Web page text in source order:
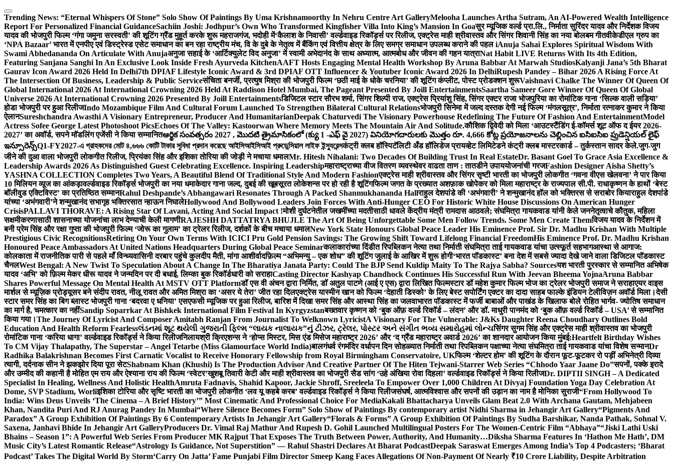
Skip
to
content
Trending News: “Eternal Whispers Of Stone” Solo Show Of Paintings By Uma Krishnamoorthy In Nehru Centre Art GalleryMelooha Launches Artha Sutram, An AI-Powered Wealth Intelligence
Report For Personalized Financial GuidanceSachiin Joshi: Jodhpur’s Own Who Transformed Kingfisher Villa Into King’s Mansion In Goaसुर म्यूजिक वर्ल्ड प्रा.लि., निर्माता सुरिंदर यादव और निर्देशक विजय
यादव की भोजपुरी फिल्म ‘गंगा जमुना सरस्वती’ की शूटिंग ग्रैंड मुहूर्त करके शुरू महराजगंज, भदोही में‘कैलाश के निवासी’ वर्ल्डवाइड रिकॉर्ड्स पर रिलीज, एक्ट्रेस माही श्रीवास्तव और सिंगर शिवानी सिंह का नया बोलबम गीतवीकेडीएल ग्रुप का
‘NPA Bazaar’ भारत में एनपीए एवं डिस्ट्रेस्ड एसेट समाधान का बन रहा राष्ट्रीय मंच, वि के दुबे के नेतृत्व में बैंकिंग एवं वित्तीय क्षेत्र के लिए समग्र समाधान उपलब्ध कराने की पहल iAnuja Sahai Explores Spiritual Wisdom With
Swami Abhedananda On Articulate With Anujaअनुजा सहाई के ‘आर्टिक्युलेट विद अनुजा’ में स्वामी अभेदानंद के साथ अध्यात्म, आत्मबोध और जीवन की गहन यात्राNat Habit LIVE Returns With Its 4th Edition,
Featuring Sanjana Sanghi In An Exclusive Look Inside Fresh Ayurveda KitchenAAFT Hosts Engaging Mental Health Workshop By Aruna Babbar At Marwah StudiosKalyanji Jana’s 5th Bharat
Gaurav Icon Award 2026 Held In Delhi7th DPIAF Lifestyle Iconic Award & 3rd DPIAF OTT Influencer & Youtuber Iconic Award 2026 In DelhiRupesh Pandey – Bihar 2026 A Rising Force At
The Intersection Of Business, Leadership & Public Serviceसंचिता बनर्जी, प्रत्युष मिश्रा की भोजपुरी फिल्म ‘छठी माई के धोके चरनिया’ की शूटिंग कंप्लीट, पोस्ट प्रोडक्शन शुरूVaishnavi Chalke The Winner Of Queen Of
Global International 2026 At International Crowning 2026 Held At Raddison Hotel Mumbai, The Pageant Presented By Joill EntertainmentsSaartha Sameer Gore Winner Of Queen Of Global
Universe 2026 At International Crowning 2026 Presented By Joill Entertainmentsडिजिटल स्टार सौरभ शर्मा, सिंगर शिल्पी राज, एक्ट्रेस प्रियांशु सिंह, सिंगर एक्टर राजा भोजपुरिया का रोमांटिक गाना ‘सिल्क वाली सड़िया’
होडा भोजपुरी पर हुआ रिलीजIndo Mozambique Film And Cultural Forum Launched To Strengthen Bilateral Cultural Relationsभोजपुरी सिनेमा में जल्द दस्तक देगी नई फिल्म ‘मंगलसूत्र’, निर्माता रत्नाकर कुमार ने किया
ऐलानSureshchandra Awasthi A Visionary Entrepreneur, Producer And HumanitarianDeepak Chaturvedi The Visionary Powerhouse Redefining The Future Of Fashion And EntertainmentModel
Actress Sofee George Latest Photoshoot PicsEchoes Of The Valley: Kastoorwan Where Memory Meets The Mountain Air And Solitude.कौशिक द्विवेदी को मिला ‘आउटस्टैंडिंग ई-कॉमर्स शूट ऑफ द ईयर 2026-
2027’ का अवॉर्ड, सपने मॉडलिंग एजेंसी ने किया सम्मानितఆర్థిక సంవత్సరం 2027 , మొదటి త్రైమాసికంలో (క్యు 1 -ఎఫ్ వై 2027) వినియోగదారులకు మొత్తం రూ. 4,666 కోట్ల ప్రయోజనాలను చెల్లించిన ఐసిఐసిఐ ప్రుడెన్షియల్ లైఫ్
ఇన్సూరెన్స్Q1-FY2027-এ গ্রাহকদের মোট ৪,৬৬৬ কোটি টাকার সুবিধা প্রদান করেছে আইসিআইসিআই প্রুডেন্সিয়াল লাইফ ইন্স্যুরেন্সकंट्री क्लब हॉस्पिटॅलिटी अँड हॉलिडेज प्रायव्हेट लिमिटेडने कंट्री क्लब मास्टरकार्ड – तुर्कस्तान सादर केले.जुग-जुग
जीने की दुआ वाला भोजपुरी लोकगीत रिलीज, प्रियंका सिंह और इशिका तोरिया की जोड़ी ने मचाया धमालMr. Hitesh Nihalani: Two Decades Of Building Trust In Real EstateDr. Basant Goel To Grace Asia Excellence &
Leadership Awards 2026 As Distinguished Guest Celebrating Excellence. Inspiring Leadershipमहाराष्ट्राच्या वीज वितरण व्यवस्थेवर वाढता ताण : तातडीने उपाययोजनांची गरजFashion Designer Aisha Shetty’s
YASHNA COLLECTION Completes Two Years, A Beautiful Blend Of Traditional Style And Modern Fashionएक्ट्रेस माही श्रीवास्तव और सिंगर सृष्टी भारती का भोजपुरी लोकगीत ‘गवना वीएस खेलवना’ ने पार किया
10 मिलियन व्यूज का आंकड़ावर्ल्डवाइड रिकॉर्ड्स भोजपुरी का नया धमाकेदार गाना जल्द, दुबई की खूबसूरत लोकेशन्स पर हो रही है शूटिंगफिल्म जगत के प्रख्यात अशफ़ाक खोपेकर को मिला महाराष्ट्र के राज्यपाल सी.पी. राधाकृष्णन के हाथों ‘बेस्ट
बॉलीवुड एक्टिविस्ट’ का प्रतिष्ठित सम्मानRahul Deshpande’s Abhangawari Resonates Through A Packed Shanmukhananda Hallराहुल देशपांडे की ‘अभंगवारी’ ने शन्मुखानंद हॉल को भक्तिरस से सराबोर कियाराहुल देशपांडे
यांच्या ‘अभंगवारी’ने शन्मुखानंद सभागृह भक्तिरसात न्हाऊन निघालेHollywood And Bollywood Leaders Join Forces With Anti-Hunger CEO For Historic White House Discussions On American Hunger
CrisisPALLAVI THORAVE: A Rising Star Of Lavani, Acting And Social Impact !मोशी दुर्घटनेतील जखमींच्या मदतीसाठी धावले केंद्रीय मंत्री रामदास आठवले; संघमित्रा गायकवाड यांनी केले जननेतृत्वाचे कौतुक, महिला
सक्षमीकरणासाठी शासनाच्या योजनांचा लाभ देण्याची केली मागणीRAJESHH DATTATRYA BHUJLE The Art Of Being Unforgettable Some Men Follow Trends. Some Men Create Themविजय यादव के निर्देशन में
बनी प्रेम सिंह और रक्षा गुप्ता की भोजपुरी फिल्म ‘जोरू का गुलाम’ का ट्रेलर रिलीज, दर्शकों के बीच मचाया धमालNew York State Honours Global Peace Leader His Eminence Prof. Sir Dr. Madhu Krishan With Multiple
Prestigious Civic RecognitionsRetiring On Your Own Terms With ICICI Pru Gold Pension Savings: The Growing Shift Toward Lifelong Financial FreedomHis Eminence Prof. Dr. Madhu Krishan
Honoured Peace Ambassadors At United Nations Headquarters During Global Peace Seminarकलाकारांच्या दिंडीत रिपब्लिकन नेत्या तथा निर्माती संघमित्रा ताई गायकवाड यांचा उत्स्फूर्त सहभागआस्था से आगाज:
कोलकाता में राजनीतिक पारी से पहले माँ विन्ध्यवासिनी दरबार पहुंचे कुलदीप मैती, मांगा आशीर्वादफ़िल्म “अभिमन्यु – एक शोध” की शूटिंग जुलाई के आखिर में शुरू होगी‘भारत पॉडकास्ट’ बना देश में सबसे ज्यादा देखे जाने वाला डिजिटल पॉडकास्ट
चैनलWest Bengal: A New Twist To Speculation About A Change In The Bharatiya Janata Party: Could The BJP Send Kuldip Maity To The Rajya Sabha? Sourcesयश भारती पुरस्कार से सम्मानित अभिषेक
यादव ‘अभि’ को फ़िल्म मेकर धीरू यादव ने जन्मदिन पर दी बधाई, लिम्का बुक रिकॉर्डधारी को सराहाCasting Director Kashyap Chandhock Continues His Successful Run With Jeevan Bheema YojnaAruna Babbar
Shares Powerful Message On Mental Health At MSTV OTT Platformडॉ एस वी अंचन द्वारा निर्मित, डॉ अतुल पाटणे (आई ए एस) द्वारा लिखित फिल्मस्टार डॉ महेश कुमार फिल्म भोज का ट्रेलर भोजपुरी समाज ने सराहाएयर वाइस
मार्शल से म्यूज़िक प्रोड्यूसर बने संदीप रावत, नीलू रावत और अमित मिश्रा का ‘असर ये तेरा’ जीत रहा दिलएक्ट्रेस यास्मीन खान को फिल्म ‘देहाती डिस्को’ के लिए बेस्ट सपोर्टिंग एक्टर का दादा साहब फाल्के इंडियन टेलीविज़न अवॉर्ड मिला।देसी
स्टार समर सिंह का बिग ब्लास्ट भोजपुरी गाना ‘बदरवा ए धनिया’ एसएफसी म्यूजिक पर हुआ रिलीज, बारिश में दिखा समर सिंह और आस्था सिंह का जलवाभारत पॉडकास्ट में फर्जी बाबाओं और पाखंड के खिलाफ बोले रोहित भार्गव- ज्योतिष समाधान
का मार्ग है, चमत्कार का नहींSandip Soparrkar At Bishkek International Film Festival In Kyrgyzstanबख्तवार कृष्णन को ‘बुक ऑफ़ वर्ल्ड रिकॉर्ड – लंदन’ और डॉ. माधुरी पानमंद को ‘बुक ऑफ़ वर्ल्ड रिकॉर्ड – USA’ से सम्मानित
किया गया।The Journey Of Lyricist And Composer Amitabh Ranjan From Journalist To Welknown LyricistA Visionary For The Vulnerable: J&Ks Daughter Reena Choudhary Outlines Bold
Education And Health Reform Fearlessલંડનમાં શૂટ થયેલી ગુજરાતી ફિલ્મ “લાયક નાલાયક”નું ટીઝર, ટ્રેલર, પોસ્ટર અને સંગીત ભવ્ય સમારોહમાં લોન્ચसिंगर सुगम सिंह और एक्ट्रेस माही श्रीवास्तव का भोजपुरी
रोमांटिक गाना ‘करिया धागा’ वर्ल्डवाइड रिकॉर्ड्स ने किया रिलीजनिलायश्री क्रिएशन्स ने ‘होप्स मिस्टर, मिस एंड मिसेज महाराष्ट्र 2026’ और ‘द ग्रैंड महाराष्ट्र अवार्ड 2026’ का शानदार आयोजन किया मुंबई:Heartfelt Birthday Wishes
To CM Vijay Thalapathy, The Superstar – Angel Tetarbe (Miss Glamourface World India)बालगंधर्व रंगमंदिर वर्धापन दिन सोहळ्यात निर्माती तथा रिपब्लिकन पक्षाच्या नेत्या संघमित्रा ताई गायकवाड यांचा विशेष सन्मानDr
Radhika Balakrishnan Becomes First Carnatic Vocalist to Receive Honorary Fellowship from Royal Birmingham Conservatoire, UKफिल्म ‘शेल्टर होम’ की शूटिंग के दौरान फूट-फूटकर रो पड़ीं अभिनेत्री दिव्या
त्यागी, दर्दनाक सीन ने झकझोर दिया पूरा सेटShabnam Khan (Khushi) Is The Production Advisor And Creative Partner Of The Hiten Tejwani-Starrer Web Series “Chhodo Yaar Jaane Do”सपनों, पक्के इरादे
और उम्मीद की कहानी है मोहित एम राय और ऐश्याना राय की फिल्म ‘स्वेटर’खुशबू तिवारी केटी और माही श्रीवास्तव का भोजपुरी सैड सांग ‘उहे अंखिया रोवा दिहला’ वर्ल्डवाइड रिकॉर्ड्स ने किया रिलीजDr. DIPTII SINGH – A Dedicated
Specialist In Healing, Wellness And Holistic HealthAmruta Fadnavis, Shahid Kapoor, Jackie Shroff, Sreeleela To Empower Over 1,000 Children At Divyaj Foundation Yoga Day Celebration At
Dome, SVP Stadium, Worliइशिका टोरिया और सृष्टि भारती का भोजपुरी लोकगीत ‘लव यू कहबे करब’ वर्ल्डवाइड रिकॉर्ड्स ने किया रिलीजसंघर्ष, आत्मविश्वास और सपनों की उड़ान का नाम है मोनिका सुराजी“From Hollywood To
India: Wins Deus Unveils ‘The Cinema – A Brief History’” Most Cinematic And Professional Choice For MediaKakali Bhattacharya Unveils Glam Beat 2.0 With Archana Gautam, Mehjabeen
Khan, Nandita Puri And RJ Anurag Pandey In Mumbai“Where Silence Becomes Form” Solo Show of Paintings By contemporary artist Nidhi Sharma in Jehangir Art Gallery“Pigments And
Paradox” A Group Exhibition Of Paintings By 6 Contemporary Artists In Jehangir Art Gallery“Florals & Forms” A Group Exhibition Of Paintings By Sudha Barshikar, Nanda Pathak, Sohnal V.
Saxena, Janhavi Bhide In Jehangir Art GalleryProducers Dr. Vimal Raj Mathur And Rupesh D. Gohil Launched Multilingual Posters For The Women-Centric Film “Abhaya”“Jiski Lathi Uski
Bhains – Season 1”: A Powerful Web Series From Producer MK Rajput That Exposes The Truth Between Power, Authority, And Humanity…Diksha Sharma Features In ‘Hathon Me Hath’, DM
Music City’s Latest Romantic Release“Astrology Is Guidance, Not Superstition” — Rahul Shastri Declares At Bharat PodcastDeepak Saraswat Emerges Among India’s Top 4 Podcasters; ‘Bharat
Podcast’ Takes The Digital World By Storm‘Carry On Jatta’ Fame Punjabi Film Director Smeep Kang Faces Allegations Of Non-Payment Of Nearly ₹10 Crore Liability, Despite Arbitration